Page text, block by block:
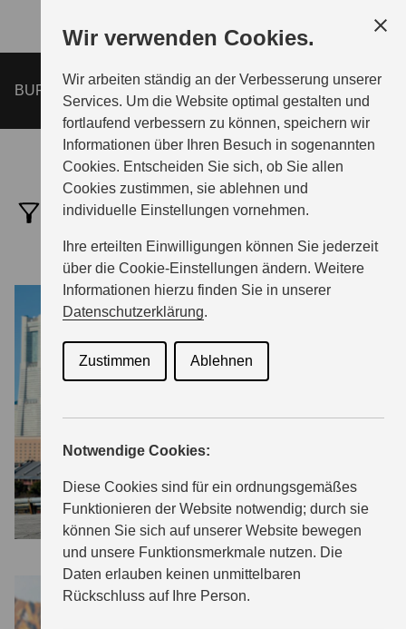
Wir verwenden Cookies.
Wir arbeiten ständig an der Verbesserung unserer
Services. Um die Website optimal gestalten und
fortlaufend verbessern zu können, speichern wir
Informationen über Ihren Besuch in sogenannten
Cookies. Entscheiden Sie sich, ob Sie allen
Cookies zustimmen, sie ablehnen und
individuelle Einstellungen vornehmen.
Ihre erteilten Einwilligungen können Sie jederzeit
über die Cookie-Einstellungen ändern. Weitere
Informationen hierzu finden Sie in unserer
Datenschutzerklärung.
Zustimmen Ablehnen
Notwendige Cookies:
Diese Cookies sind für ein ordnungsgemäßes
Funktionieren der Website notwendig; durch sie
können Sie sich auf unserer Website bewegen
und unsere Funktionsmerkmale nutzen. Die
Daten erlauben keinen unmittelbaren
Rückschluss auf Ihre Person.
Hauptinhalt
AUTOMOBILE
MOTORRAD
MARINE
UNTERNEHMEN
PRESSEVERTEILER
SUCHE
BURGMAN 400 BILDER & VIDEOS
FOTOS (6)